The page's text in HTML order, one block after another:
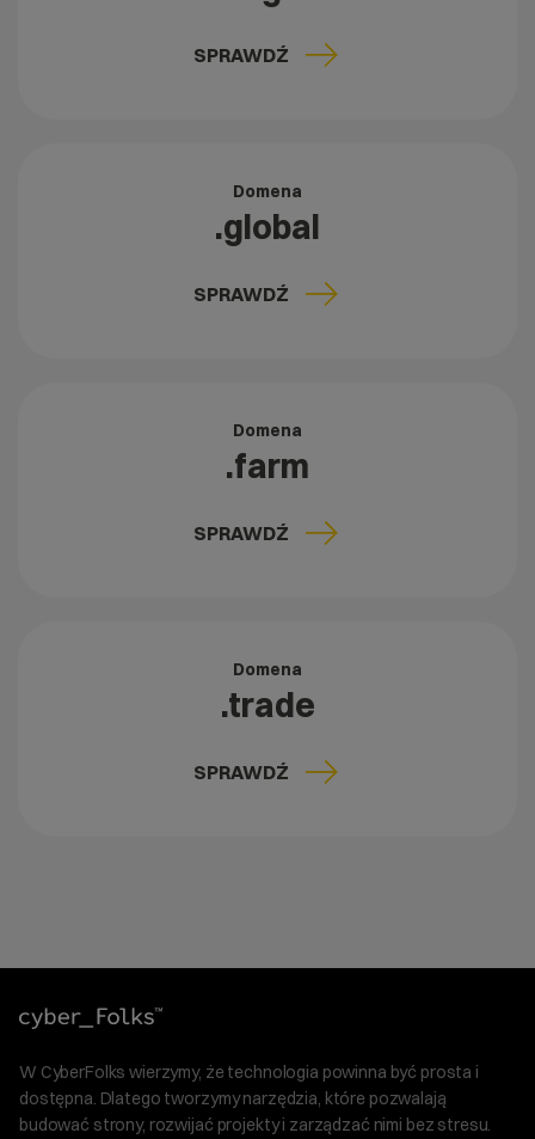
SPRAWDŹ
Domena
.global
SPRAWDŹ
Domena
.farm
SPRAWDŹ
Domena
.trade
SPRAWDŹ
W CyberFolks wierzymy, że technologia powinna być prosta i
dostępna. Dlatego tworzymy narzędzia, które pozwalają
budować strony, rozwijać projekty i zarządzać nimi bez stresu.